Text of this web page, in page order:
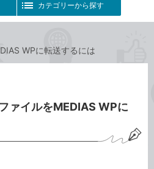
カテゴリーから探す
WPに転送するには
ァイルをMEDIAS WPに